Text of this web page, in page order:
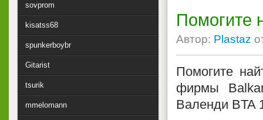
Помогите
Автор: Plastaz
Помогите
фирмы
Валенди BTA
sovprom
kisatss68
spunkerboybr
Gitarist
tsurik
mmelomann